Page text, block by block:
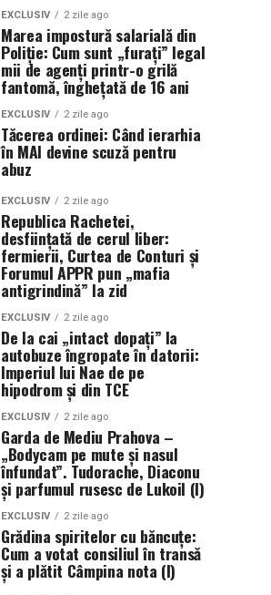
EXCLUSIV 2 zile ago
Marea impostură salarială din
Poliție: Cum sunt „furați” legal
mii de agenți printr-o grilă
fantomă, înghețată de 16 ani
EXCLUSIV 2 zile ago
Tăcerea ordinei: Când ierarhia
în MAI devine scuză pentru
abuz
EXCLUSIV 2 zile ago
Republica Rachetei,
desființată de cerul liber:
fermierii, Curtea de Conturi și
Forumul APPR pun „mafia
antigrindină” la zid
EXCLUSIV 2 zile ago
De la cai „intact dopați” la
autobuze îngropate în datorii:
Imperiul lui Nae de pe
hipodrom și din TCE
EXCLUSIV 2 zile ago
Garda de Mediu Prahova –
„Bodycam pe mute și nasul
înfundat”. Tudorache, Diaconu
și parfumul rusesc de Lukoil (I)
EXCLUSIV 2 zile ago
Grădina spiritelor cu băncuțe:
Cum a votat consiliul în transă
și a plătit Câmpina nota (I)